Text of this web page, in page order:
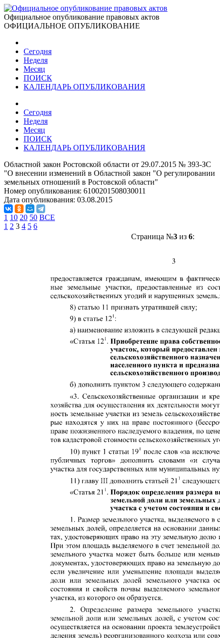
Официальное опубликование правовых актов
ОФИЦИАЛЬНОЕ ОПУБЛИКОВАНИЕ
Сегодня
Неделя
Месяц
ПОИСК
КАЛЕНДАРЬ ОПУБЛИКОВАНИЯ
Сегодня
Неделя
Месяц
ПОИСК
КАЛЕНДАРЬ ОПУБЛИКОВАНИЯ
Областной закон Ростовской области от 29.07.2015 № 393-ЗС
"О внесении изменений в Областной закон "О регулировании
земельных отношений в Ростовской области"
Номер опубликования: 6100201508030011
Дата опубликования: 03.08.2015
1 10 20 50 ВСЕ
1 2 3 4 5 6
Страница №3из 6: